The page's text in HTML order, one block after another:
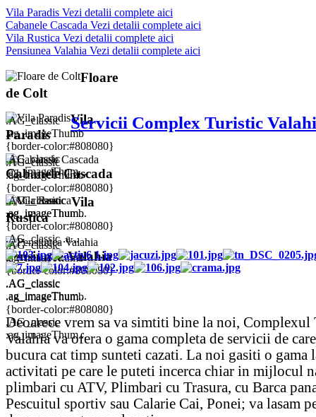
Cabanele Cascada Vezi detalii complete aici
Vila Rustica Vezi detalii complete aici
Pensiunea Valahia Vezi detalii complete aici
de Colt
.ag_imageThumb
{border-color:#808080}
.AG_classic
.ag_imageThum...
Paradis
.AG_classic
.ag_imageThumb
{border-color:#808080}
.AG_classic
.ag_imageThum...
Cabanele Cascada
.AG_classic
.ag_imageThumb
{border-color:#808080}
.AG_classic .a...
Vila
Rustica
.AG_classic
.ag_imageThumb
{border-color:#808080}
.AG_classic
.ag_imageThum...
Pensiunea Valahia
.AG_classic
.ag_imageThumb
{border-color:#808080}
.AG_classic
.ag_imageThum...
Servicii Complex Turistic
Deoarece vrem sa va simtiti bine la noi, Complexul
Valahia va ofera o gama completa de servicii de
bucura cat timp sunteti cazati. La noi gasiti o gama
activitati pe care le puteti incerca chiar in mijlocul
plimbari cu ATV, Plimbari cu Trasura, cu Barca
Pescuitul sportiv sau Calarie Cai, Ponei; va lasam
dumneavoastra sa alegeti.